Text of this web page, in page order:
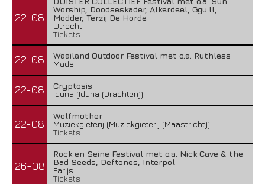
22-08
Worship, Doodseskader, Alkerdeel, Ggu:ll,
Modder, Terzij De Horde
Utrecht
Tickets
22-08
Waailand Outdoor Festival met o.a. Ruthless
Made
22-08
Cryptosis
Iduna (Iduna (Drachten))
22-08
Wolfmother
Muziekgieterij (Muziekgieterij (Maastricht))
Tickets
26-08
Rock en Seine Festival met o.a. Nick Cave & the
Bad Seeds, Deftones, Interpol
Parijs
Tickets